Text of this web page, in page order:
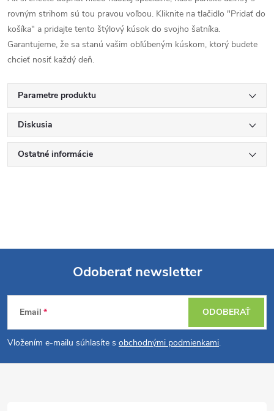
rovným strihom sú tou pravou voľbou. Kliknite na tlačidlo "Pridať do
košíka" a pridajte tento štýlový kúsok do svojho šatníka.
Garantujeme, že sa stanú vašim obľúbeným kúskom, ktorý budete
chcieť nosiť každý deň.
Parametre produktu
Diskusia
Ostatné informácie
Z
á
p
Odoberať newsletter
Email
Vložením e-mailu súhlasíte s obchodnými podmienkami.
ODOBERAŤ